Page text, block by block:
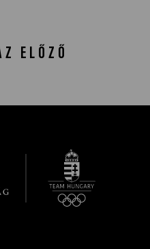
ELŐZŐ